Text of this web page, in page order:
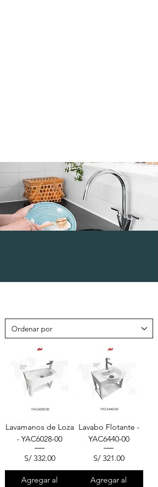
Lavamanos de Loza
- YAC6028-00
Precio
S/ 332.00
Agregar al
Lavabo Flotante -
YAC6440-00
Precio
S/ 321.00
Agregar al